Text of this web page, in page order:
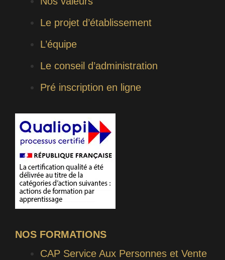
Le projet d’établissement
L’équipe
Le conseil d’administration
Pré inscription en ligne
NOS FORMATIONS
CAP Service Aux Personnes et Vente